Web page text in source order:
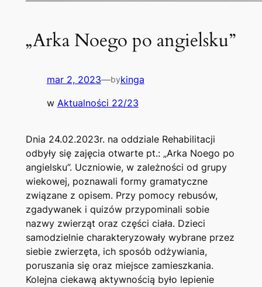
„Arka Noego po angielsku”
mar 2, 2023—bykinga
w Aktualności 22/23
Dnia 24.02.2023r. na oddziale Rehabilitacji
odbyły się zajęcia otwarte pt.: „Arka Noego po
angielsku”. Uczniowie, w zależności od grupy
wiekowej, poznawali formy gramatyczne
związane z opisem. Przy pomocy rebusów,
zgadywanek i quizów przypominali sobie
nazwy zwierząt oraz części ciała. Dzieci
samodzielnie charakteryzowały wybrane przez
siebie zwierzęta, ich sposób odżywiania,
poruszania się oraz miejsce zamieszkania.
Kolejna ciekawą aktywnością było lepienie